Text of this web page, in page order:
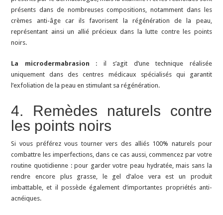
présents dans de nombreuses compositions, notamment dans les
crèmes anti-âge car ils favorisent la régénération de la peau,
représentant ainsi un allié précieux dans la lutte contre les points
noirs.
La microdermabrasion : il s’agit d’une technique réalisée
uniquement dans des centres médicaux spécialisés qui garantit
l’exfoliation de la peau en stimulant sa régénération.
4. Remèdes naturels contre
les points noirs
Si vous préférez vous tourner vers des alliés 100% naturels pour
combattre les imperfections, dans ce cas aussi, commencez par votre
routine quotidienne : pour garder votre peau hydratée, mais sans la
rendre encore plus grasse, le gel d’aloe vera est un produit
imbattable, et il possède également d’importantes propriétés anti-
acnéiques.